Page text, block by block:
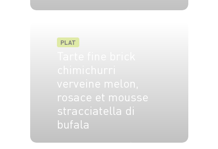
PLAT
chimichurri
verveine melon,
rosace et mousse
stracciatella di
bufala